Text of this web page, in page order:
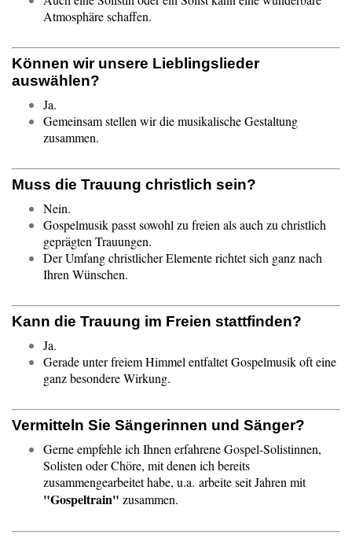
Atmosphäre schaffen.
Können wir unsere Lieblingslieder
auswählen?
Ja.
Gemeinsam stellen wir die musikalische Gestaltung
zusammen.
Muss die Trauung christlich sein?
Nein.
Gospelmusik passt sowohl zu freien als auch zu christlich
geprägten Trauungen.
Der Umfang christlicher Elemente richtet sich ganz nach
Ihren Wünschen.
Kann die Trauung im Freien stattfinden?
Ja.
Gerade unter freiem Himmel entfaltet Gospelmusik oft eine
ganz besondere Wirkung.
Vermitteln Sie Sängerinnen und Sänger?
Gerne empfehle ich Ihnen erfahrene Gospel-Solistinnen,
Solisten oder Chöre, mit denen ich bereits
zusammengearbeitet habe, u.a. arbeite seit Jahren mit
"Gospeltrain" zusammen.